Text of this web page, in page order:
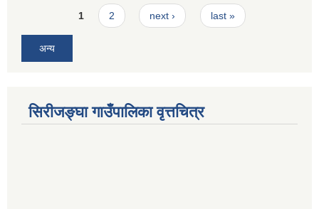
Pages1 2 next › last »
अन्य
सिरीजङ्घा गाउँपालिका वृत्तचित्र